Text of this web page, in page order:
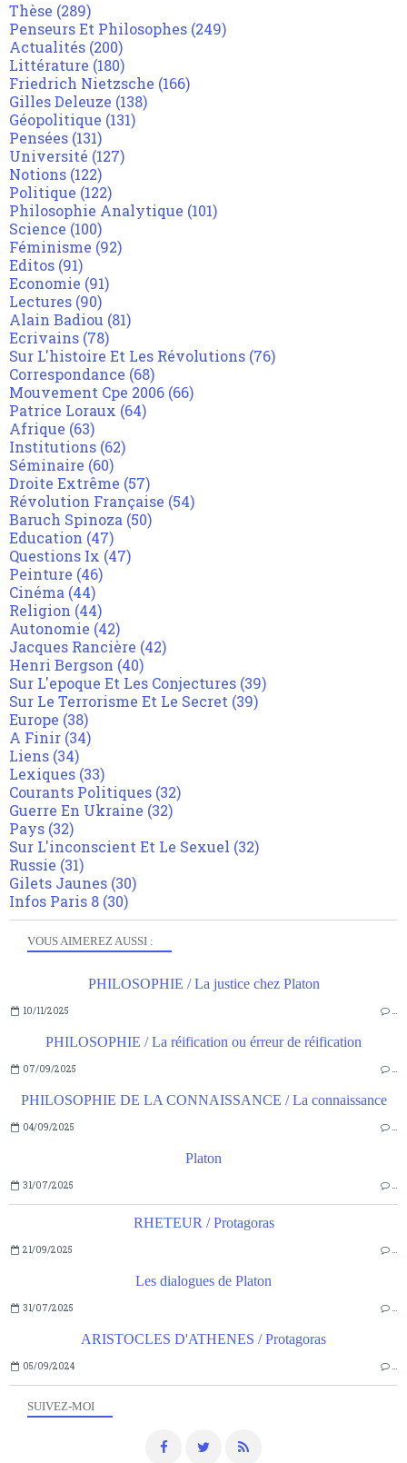
SUIVEZ-MOI
VOUS AIMEREZ AUSSI :
PHILOSOPHIE / La justice chez Platon
10/11/2025 …
PHILOSOPHIE / La réification ou érreur de réification
07/09/2025 …
PHILOSOPHIE DE LA CONNAISSANCE / La connaissance
04/09/2025 …
Platon
31/07/2025 …
RHETEUR / Protagoras
21/09/2025 …
Les dialogues de Platon
31/07/2025 …
ARISTOCLES D'ATHENES / Protagoras
05/09/2024 …
Thèse (289)
Penseurs Et Philosophes (249)
Actualités (200)
Littérature (180)
Friedrich Nietzsche (166)
Gilles Deleuze (138)
Géopolitique (131)
Pensées (131)
Université (127)
Notions (122)
Politique (122)
Philosophie Analytique (101)
Science (100)
Féminisme (92)
Editos (91)
Economie (91)
Lectures (90)
Alain Badiou (81)
Ecrivains (78)
Sur L'histoire Et Les Révolutions (76)
Correspondance (68)
Mouvement Cpe 2006 (66)
Patrice Loraux (64)
Afrique (63)
Institutions (62)
Séminaire (60)
Droite Extrême (57)
Révolution Française (54)
Baruch Spinoza (50)
Education (47)
Questions Ix (47)
Peinture (46)
Cinéma (44)
Religion (44)
Autonomie (42)
Jacques Rancière (42)
Henri Bergson (40)
Sur L'epoque Et Les Conjectures (39)
Sur Le Terrorisme Et Le Secret (39)
Europe (38)
A Finir (34)
Liens (34)
Lexiques (33)
Courants Politiques (32)
Guerre En Ukraine (32)
Pays (32)
Sur L'inconscient Et Le Sexuel (32)
Russie (31)
Gilets Jaunes (30)
Infos Paris 8 (30)